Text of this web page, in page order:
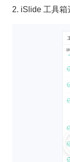
2. iSlide 工具箱